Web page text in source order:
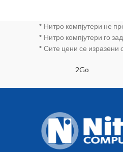
* Нитро компјутери не
* Нитро компјутери го
* Сите цени се изразени
2Go